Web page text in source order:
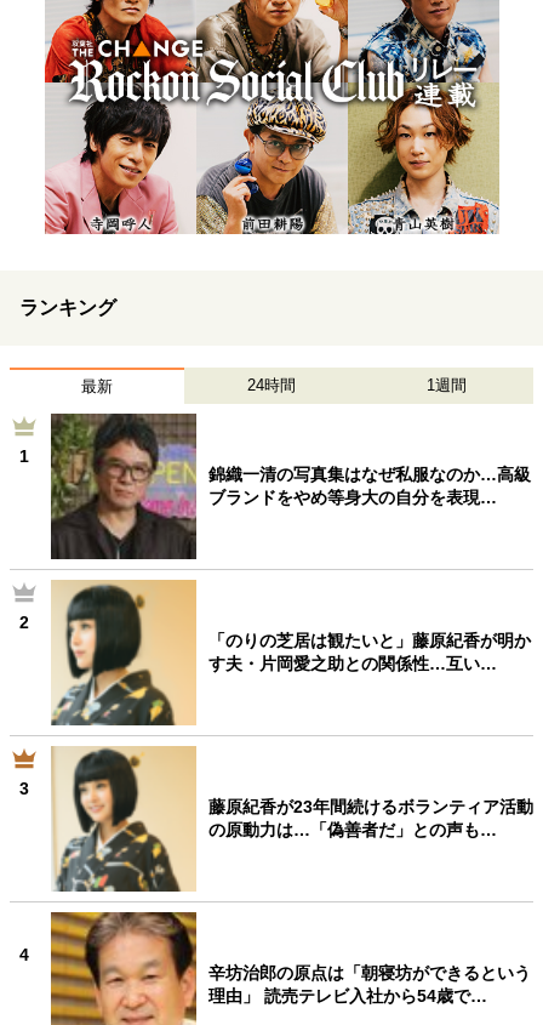
ランキング
最新 24時間 1週間
1
錦織一清の写真集はなぜ私服なのか…高級
ブランドをやめ等身大の自分を表現…
2
「のりの芝居は観たいと」藤原紀香が明か
す夫・片岡愛之助との関係性…互い…
3
藤原紀香が23年間続けるボランティア活動
の原動力は…「偽善者だ」との声も…
4
辛坊治郎の原点は「朝寝坊ができるという
理由」 読売テレビ入社から54歳で…